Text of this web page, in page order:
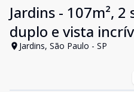
Jardins - 107m²,
duplo e vista
Jardins, São Paulo - SP